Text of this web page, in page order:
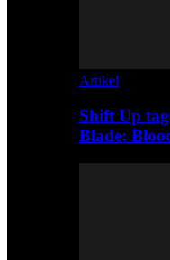
Artikel
Shift Up
Blade: